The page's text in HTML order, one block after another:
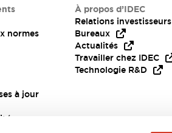
normes
à jour
À propos d’IDEC
Relations investisseurs
Bureaux
Actualités
Travailler chez IDEC
Technologie R&D